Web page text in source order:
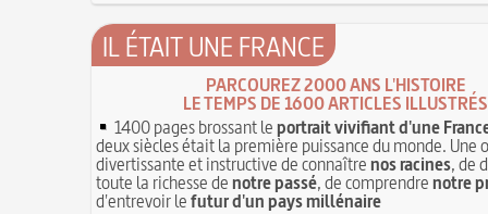
IL ÉTAIT UNE FRANCE
PARCOUREZ 2000 ANS L'HISTOIRE
LE TEMPS DE 1600 ARTICLES ILLUSTRÉS
1400 pages brossant leportrait vivifiant d'une
deux siècles était la première puissance du monde. Une
divertissante et instructive de connaîtrenos racines, de
toute la richesse denotre passé, de comprendrenotre
d'entrevoir lefutur d'un pays millénaire